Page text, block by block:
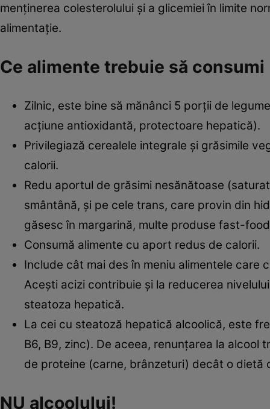
menţinerea colesterolului şi a glicemiei în limite
alimentaţie.
Ce alimente trebuie să consumi
Zilnic, este bine să mănânci 5 porţii de
acţiune antioxidantă, protectoare hepatică).
Privilegiază cerealele integrale şi grăsimile
calorii.
Redu aportul de grăsimi nesănătoase
smântână, şi pe cele trans, care provin din
găsesc în margarină, multe produse fast-
Consumă alimente cu aport redus de calorii.
Include cât mai des în meniu alimentele care
Aceşti acizi contribuie şi la reducerea
steatoza hepatică.
La cei cu steatoză hepatică alcoolică, este
B6, B9, zinc). De aceea, renunţarea la
de proteine (carne, brânzeturi) decât o dietă
NU alcoolului!